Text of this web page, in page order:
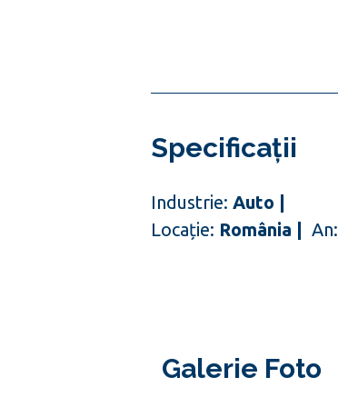
Specificații
Industrie:Auto |
Locație: România |An:
Galerie Foto